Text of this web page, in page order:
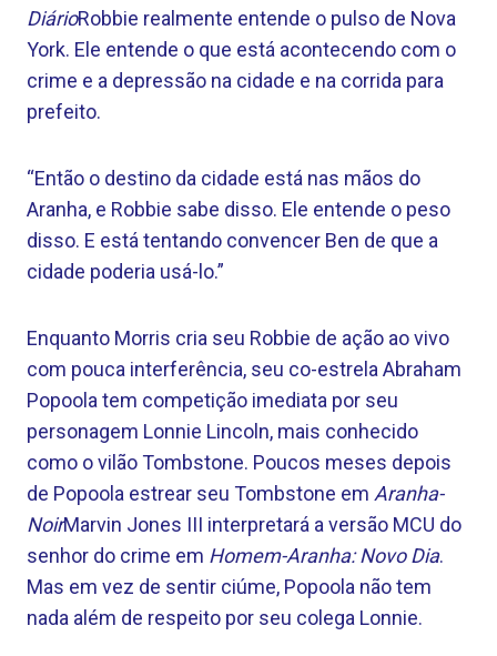
DiárioRobbie realmente entende o pulso de Nova
York. Ele entende o que está acontecendo com o
crime e a depressão na cidade e na corrida para
prefeito.
“Então o destino da cidade está nas mãos do
Aranha, e Robbie sabe disso. Ele entende o peso
disso. E está tentando convencer Ben de que a
cidade poderia usá-lo.”
Enquanto Morris cria seu Robbie de ação ao vivo
com pouca interferência, seu co-estrela Abraham
Popoola tem competição imediata por seu
personagem Lonnie Lincoln, mais conhecido
como o vilão Tombstone. Poucos meses depois
de Popoola estrear seu Tombstone em Aranha-
NoirMarvin Jones III interpretará a versão MCU do
senhor do crime em Homem-Aranha: Novo Dia.
Mas em vez de sentir ciúme, Popoola não tem
nada além de respeito por seu colega Lonnie.